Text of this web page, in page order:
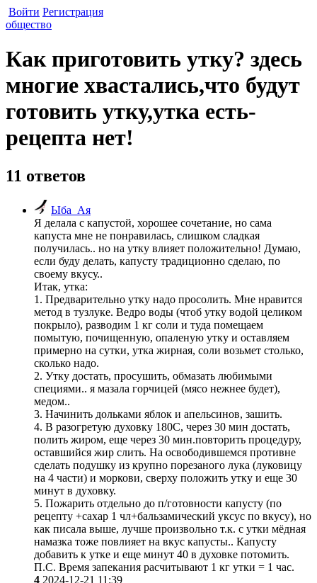
Войти Регистрация
общество
Как приготовить утку? здесь
многие хвастались,что будут
готовить утку,утка есть-
рецепта нет!
11 ответов
Ыба_Ая
Я делала с капустой, хорошее сочетание, но сама
капуста мне не понравилась, слишком сладкая
получилась.. но на утку влияет положительно! Думаю,
если буду делать, капусту традиционно сделаю, по
своему вкусу..
Итак, утка:
1. Предварительно утку надо просолить. Мне нравится
метод в тузлуке. Ведро воды (чтоб утку водой целиком
покрыло), разводим 1 кг соли и туда помещаем
помытую, почищенную, опаленую утку и оставляем
примерно на сутки, утка жирная, соли возьмет столько,
сколько надо.
2. Утку достать, просушить, обмазать любимыми
специями.. я мазала горчицей (мясо нежнее будет),
медом..
3. Начинить дольками яблок и апельсинов, зашить.
4. В разогретую духовку 180С, через 30 мин достать,
полить жиром, еще через 30 мин.повторить процедуру,
оставшийся жир слить. На освободившемся противне
сделать подушку из крупно порезаного лука (луковицу
на 4 части) и моркови, сверху положить утку и еще 30
минут в духовку.
5. Пожарить отдельно до п/готовности капусту (по
рецепту +сахар 1 чл+бальзамический уксус по вкусу), но
как писала выше, лучше произвольно т.к. с утки мёдная
намазка тоже повлияет на вкус капусты.. Капусту
добавить к утке и еще минут 40 в духовке потомить.
П.С. Время запекания расчитывают 1 кг утки = 1 час.
4 2024-12-21 11:39